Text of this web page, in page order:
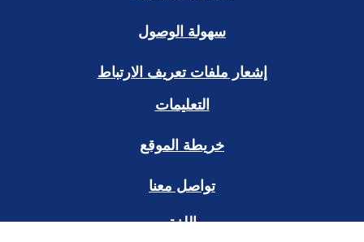
سهولة الوصول
إشعار ملفات تعريف الارتباط
التعليمات
خريطة الموقع
تواصل معنا
اللغة